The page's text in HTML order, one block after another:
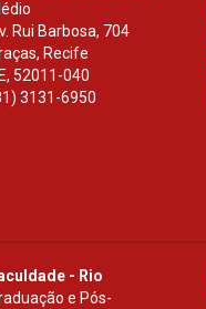
Rui Barbosa, 704
Recife
, 52011-040
3131-6950
- Rio
e Pós-